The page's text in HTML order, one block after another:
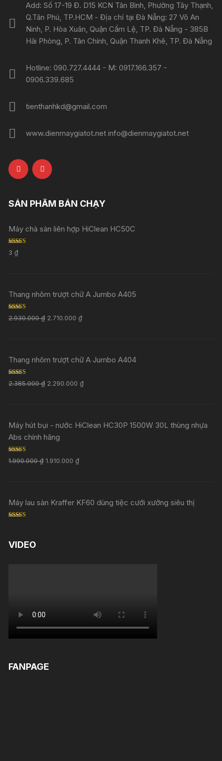
Add: Số 17-19 Đ. D15 KCN Tân Bình, Phường Tây Thạnh,
Q.Tân Phú, TP.HCM - Địa chỉ tại Đà Nẵng: 27 Võ An
Ninh, P. Hòa Xuân, Quận Cẩm Lệ, TP. Đà Nẵng - 385B
Hải Phòng, P. Tân Chính, Quận Thanh Khê, TP. Đà Nẵng
Hotline: 090.727.4444 - M: 0917.166.357 -
0906.339.685
tienthanhkd@gmail.com
www.dienmaygiatot.net info@dienmaygiatot.net
SẢN PHẨM BÁN CHẠY
Máy chà sàn liên hợp HiClean HC50C
Rated
out of 5
3₫
Thang nhôm trượt chữ A Jumbo A405
Rated 5.00
out of 5
2.930.000₫ 2.710.000₫
Thang nhôm trượt chữ A Jumbo A404
Rated 5.00
out of 5
2.385.000₫ 2.290.000₫
Máy hút bụi - nước HiClean HC30P 1500W 30L thùng nhựa
Abs chính hãng
Rated 5.00
out of 5
1.990.000₫ 1.910.000₫
Máy lau sàn Kraffer KF60 dùng tiệc cưới xưởng siêu thị
VIDEO
FANPAGE